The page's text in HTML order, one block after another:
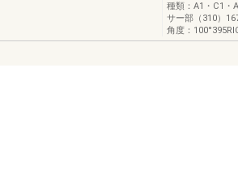
種類：A1・C1・
サー部（310）
角度：